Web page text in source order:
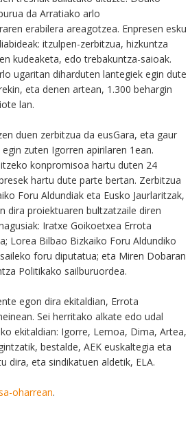
da Arratiako arlo
erabilera areagotzea. Enpresen esku
itzulpen-zerbitzua, hizkuntza
kudeaketa, edo trebakuntza-saioak.
ugaritan diharduten lantegiek egin dute
eta denen artean, 1.300 behargin
lan.
duen zerbitzua da eusGara, eta gaur
zuten Igorren apirilaren 1ean.
konpromisoa hartu duten 24
hartu dute parte bertan. Zerbitzua
Foru Aldundiak eta Eusko Jaurlaritzak,
dira proiektuaren bultzatzaile diren
Iratxe Goikoetxea Errota
Lorea Bilbao Bizkaiko Foru Aldundiko
foru diputatua; eta Miren Dobaran
Politikako sailburuordea.
egon dira ekitaldian, Errota
Sei herritako alkate edo udal
ekitaldian: Igorre, Lemoa, Dima, Artea,
bestalde, AEK euskaltegia eta
dira, eta sindikatuen aldetik, ELA.
oharrean.